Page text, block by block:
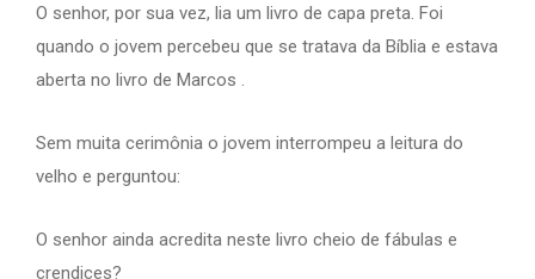
O senhor, por sua vez, lia um livro de capa preta. Foi
quando o jovem percebeu que se tratava da Bíblia e estava
aberta no livro de Marcos .
Sem muita cerimônia o jovem interrompeu a leitura do
velho e perguntou:
O senhor ainda acredita neste livro cheio de fábulas e
crendices?